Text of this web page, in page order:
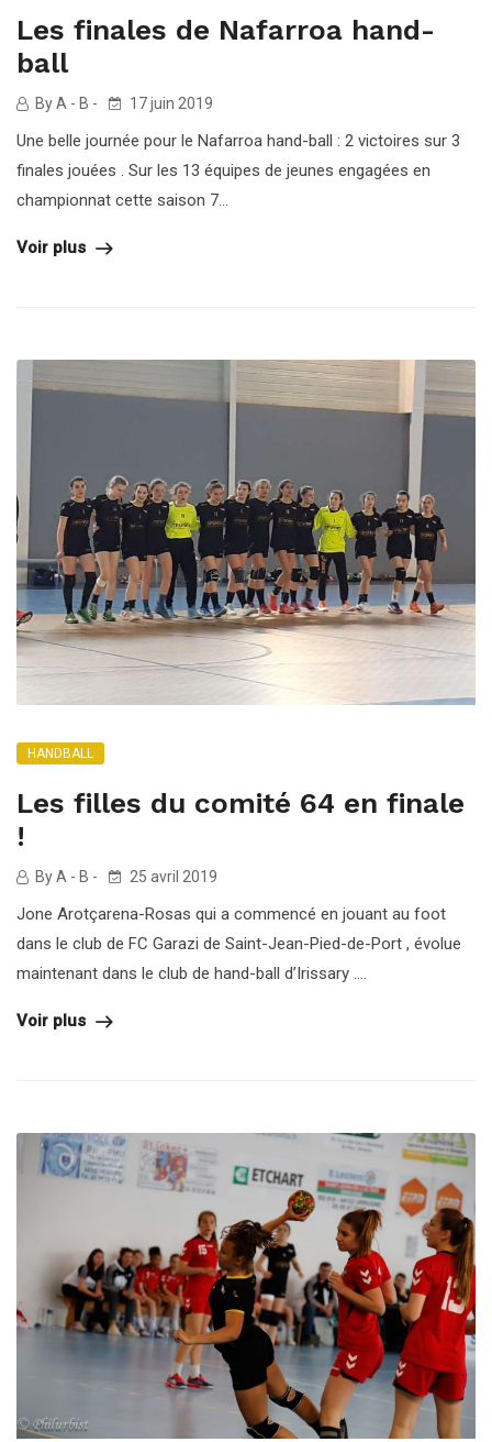
Les finales de Nafarroa hand-
ball
By A - B - 17 juin 2019
Une belle journée pour le Nafarroa hand-ball : 2 victoires sur 3
finales jouées . Sur les 13 équipes de jeunes engagées en
championnat cette saison 7...
Voir plus
HANDBALL
Les filles du comité 64 en finale
!
By A - B - 25 avril 2019
Jone Arotçarena-Rosas qui a commencé en jouant au foot
dans le club de FC Garazi de Saint-Jean-Pied-de-Port , évolue
maintenant dans le club de hand-ball d’Irissary ....
Voir plus